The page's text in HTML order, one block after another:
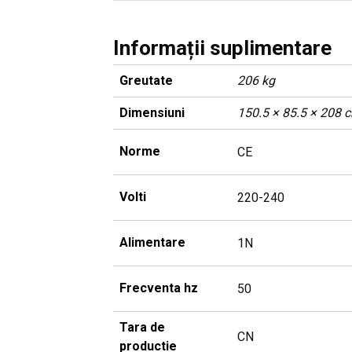
Informații suplimentare
Greutate 206 kg
Dimensiuni 150.5 × 85.5 × 208
Norme CE
Volti 220-240
Alimentare 1N
Frecventa hz 50
Tara de
productie
CN